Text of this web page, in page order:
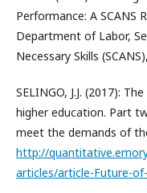
Performance: A SCANS
Department of Labor,
Necessary Skills
SELINGO, J.J. (2017):
higher education. Part
meet the demands of
http://
articles/article-Future-